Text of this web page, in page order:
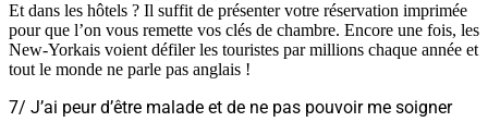
Et dans les hôtels ? Il suffit de présenter votre réservation imprimée
pour que l’on vous remette vos clés de chambre. Encore une fois, les
New-Yorkais voient défiler les touristes par millions chaque année et
tout le monde ne parle pas anglais !
7/ J’ai peur d’être malade et de ne pas pouvoir me soigner